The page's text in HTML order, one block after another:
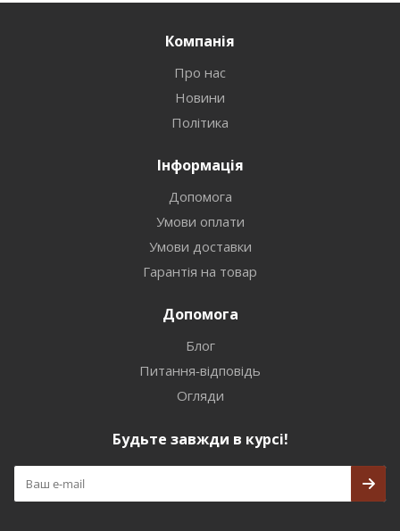
Компанія
Про нас
Новини
Політика
Інформація
Допомога
Умови оплати
Умови доставки
Гарантія на товар
Допомога
Блог
Питання-відповідь
Огляди
Будьте завжди в курсі!